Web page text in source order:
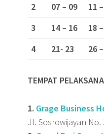
2
07 – 09
11
3
14 – 16
18
4
21- 23 26
TEMPAT
1. Grage Business
Jl. Sosrowijayan